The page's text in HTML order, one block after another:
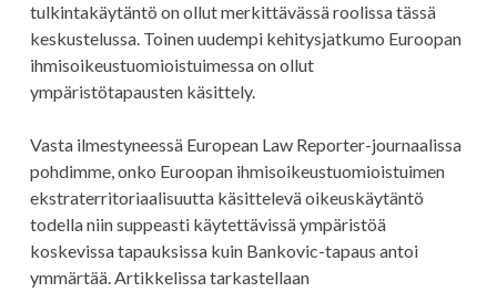
tulkintakäytäntö on ollut merkittävässä roolissa tässä
keskustelussa. Toinen uudempi kehitysjatkumo Euroopan
ihmisoikeustuomioistuimessa on ollut
ympäristötapausten käsittely.
Vasta ilmestyneessä European Law Reporter-journaalissa
pohdimme, onko Euroopan ihmisoikeustuomioistuimen
ekstraterritoriaalisuutta käsittelevä oikeuskäytäntö
todella niin suppeasti käytettävissä ympäristöä
koskevissa tapauksissa kuin Bankovic-tapaus antoi
ymmärtää. Artikkelissa tarkastellaan